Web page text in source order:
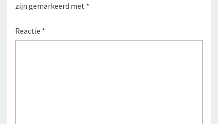
zijn gemarkeerd met *
Reactie *